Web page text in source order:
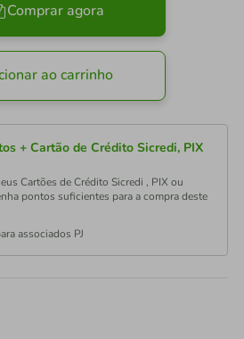
Comprar agora
ao carrinho
+ Cartão de Crédito Sicredi, PIX
Cartões de Crédito Sicredi , PIX ou
pontos suficientes para a compra deste
associados PJ